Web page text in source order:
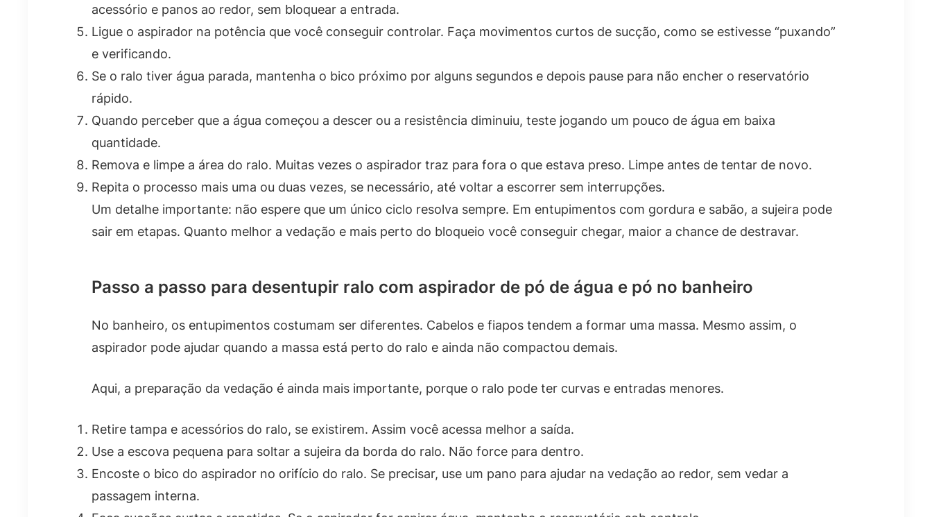
acessório e panos ao redor, sem bloquear a entrada.
Ligue o aspirador na potência que você conseguir controlar. Faça movimentos curtos de sucção, como se estivesse “puxando”
e verificando.
Se o ralo tiver água parada, mantenha o bico próximo por alguns segundos e depois pause para não encher o reservatório
rápido.
Quando perceber que a água começou a descer ou a resistência diminuiu, teste jogando um pouco de água em baixa
quantidade.
Remova e limpe a área do ralo. Muitas vezes o aspirador traz para fora o que estava preso. Limpe antes de tentar de novo.
Repita o processo mais uma ou duas vezes, se necessário, até voltar a escorrer sem interrupções.
Um detalhe importante: não espere que um único ciclo resolva sempre. Em entupimentos com gordura e sabão, a sujeira pode
sair em etapas. Quanto melhor a vedação e mais perto do bloqueio você conseguir chegar, maior a chance de destravar.
Passo a passo para desentupir ralo com aspirador de pó de água e pó no banheiro
No banheiro, os entupimentos costumam ser diferentes. Cabelos e fiapos tendem a formar uma massa. Mesmo assim, o
aspirador pode ajudar quando a massa está perto do ralo e ainda não compactou demais.
Aqui, a preparação da vedação é ainda mais importante, porque o ralo pode ter curvas e entradas menores.
Retire tampa e acessórios do ralo, se existirem. Assim você acessa melhor a saída.
Use a escova pequena para soltar a sujeira da borda do ralo. Não force para dentro.
Encoste o bico do aspirador no orifício do ralo. Se precisar, use um pano para ajudar na vedação ao redor, sem vedar a
passagem interna.